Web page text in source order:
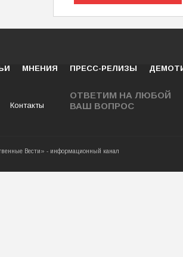
МНЕНИЯ ПРЕСС-РЕЛИЗЫ
ОТВЕТИМ НА ЛЮБОЙ
ВАШ ВОПРОС
Контакты
«Государственные Вести» -